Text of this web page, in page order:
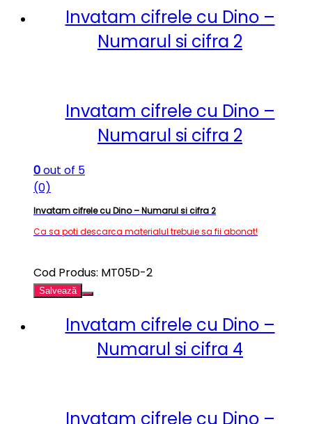
Invatam cifrele cu Dino –
Numarul si cifra 2
Invatam cifrele cu Dino –
Numarul si cifra 2
0out of 5
(0)
Invatam cifrele cu Dino – Numarul si cifra 2
Ca sa poti descarca materialul trebuie sa fii abonat!
Cod Produs: MT05D-2
Salvează
Invatam cifrele cu Dino –
Numarul si cifra 4
Invatam cifrele cu Dino –